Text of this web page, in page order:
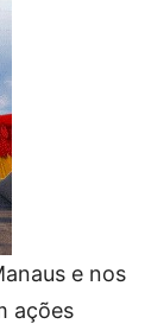
e nos
ações